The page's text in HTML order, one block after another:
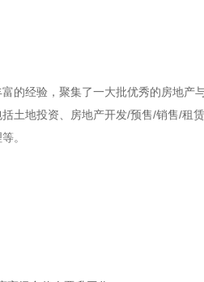
的经验，聚集了一大批优秀的房地产
土地投资、房地产开发/预售/销售/租
。